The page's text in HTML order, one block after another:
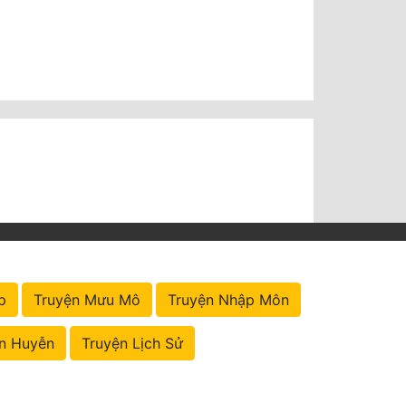
Truyện Mưu Mô Truyện Nhập Môn
Huyễn Truyện Lịch Sử